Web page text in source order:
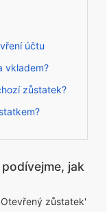
účtu
vkladem?
zůstatek?
jak
zůstatek'